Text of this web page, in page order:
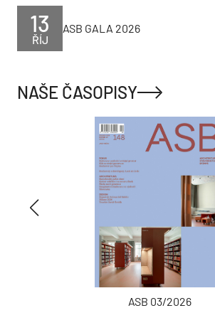
ŘÍJ
13 ASB GALA 2026
NAŠE ČASOPISY
ASB 03/2026